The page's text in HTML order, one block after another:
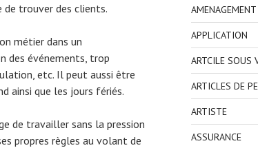
trouver des clients.
métier dans un
des événements, trop
etc. Il peut aussi être
ainsi que les jours fériés.
de travailler sans la pression
propres règles au volant de
APPLICATION
ARTCILE SOUS
ARTICLES DE
ARTISTE
ASSURANCE